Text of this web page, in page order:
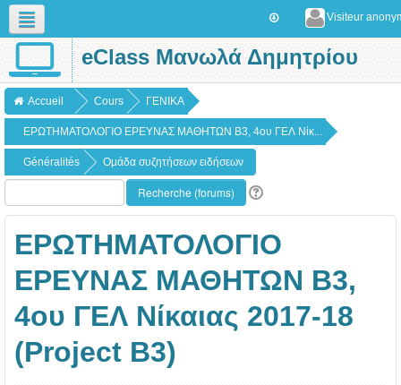
Visiteur
Français (fr)eClass Μανωλά Δημητρίου
Accueil Cours ΓΕΝΙΚΑ
ΕΡΩΤΗΜΑΤΟΛΟΓΙΟ ΕΡΕΥΝΑΣ ΜΑΘΗΤΩΝ B3, 4ου ΓΕΛ Νίκ...
Généralités Ομάδα συζητήσεων ειδήσεων
ΕΡΩΤΗΜΑΤΟΛΟΓΙΟ
ΕΡΕΥΝΑΣ ΜΑΘΗΤΩΝ B3,
4ου ΓΕΛ Νίκαιας 2017-18
(Project Β3)